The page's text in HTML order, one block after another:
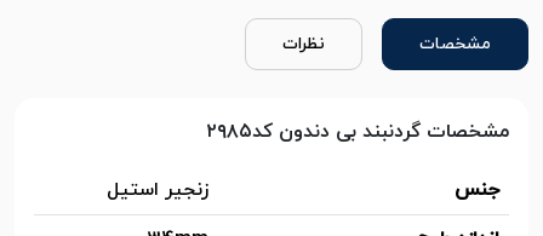
مشخصات نظرات
مشخصات گردنبند بی دندون کد۲۹۸۵
جنس
زنجیر استیل